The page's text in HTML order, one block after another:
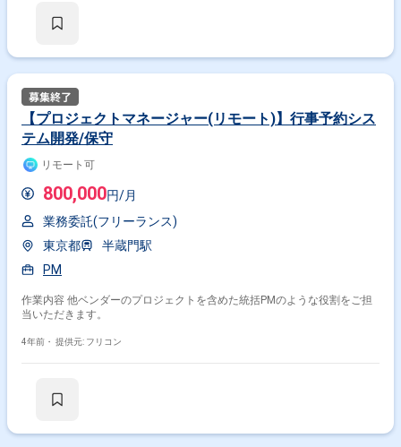
【プロジェクトマネージャー(リモート)】行事予約シス
テム開発/保守
リモート可
800,000円/月
業務委託(フリーランス)
東京都
半蔵門駅
PM
作業内容 他ベンダーのプロジェクトを含めた統括PMのような役割をご担
当いただきます。
4年前・ 提供元: フリコン